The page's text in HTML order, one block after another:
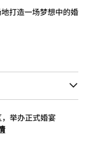
打造一场梦想中的婚
举办正式婚宴